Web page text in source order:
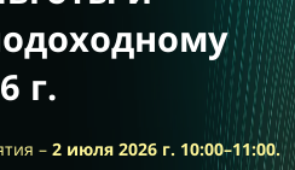
г.
– 2 июля 2026 г. 10:00–11:00.